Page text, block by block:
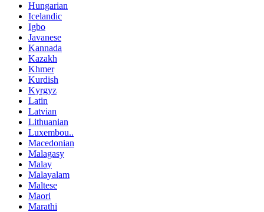
Hungarian
Icelandic
Igbo
Javanese
Kannada
Kazakh
Khmer
Kurdish
Kyrgyz
Latin
Latvian
Lithuanian
Luxembou..
Macedonian
Malagasy
Malay
Malayalam
Maltese
Maori
Marathi